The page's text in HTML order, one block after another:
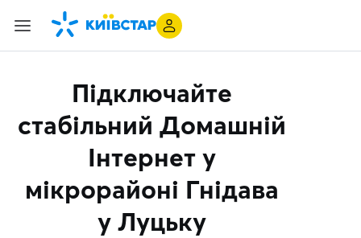
Підключайте
стабільний Домашній
Інтернет у
мікрорайоні Гнідава
у Луцьку